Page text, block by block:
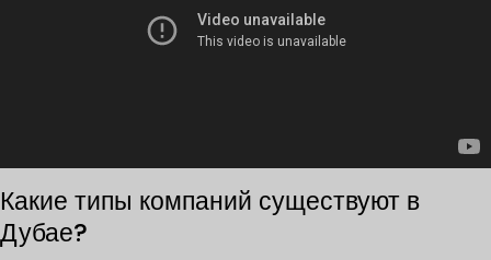
Какие типы компаний существуют в
Дубае?